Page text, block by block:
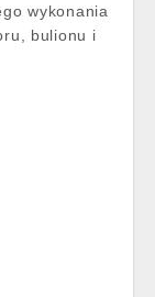
wykonania
bulionu i